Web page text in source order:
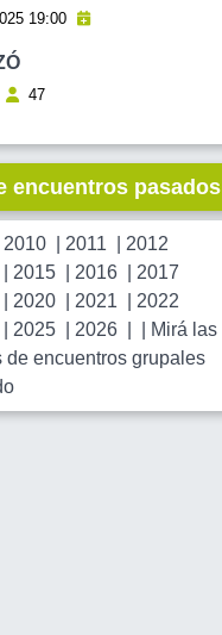
19:00
47
encuentros pasados
2010 2011
2012
2015 2016
2017
2020 2021
2022
2025 2026
Mirá las
de encuentros grupales